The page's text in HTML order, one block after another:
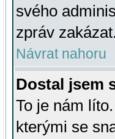
svého
zpráv zakázat.
Návrat nahoru
Dostal jsem
To je nám
kterými se